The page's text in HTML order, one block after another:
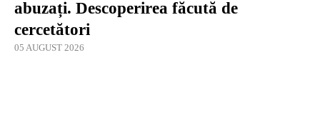
abuzați. Descoperirea făcută de
cercetători
05 AUGUST 2026